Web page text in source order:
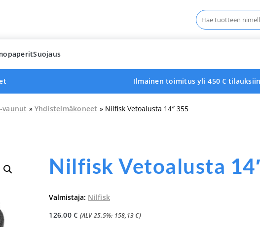
Haku:
Suojaus
Ilmainen toimitus yli 450 € tilauksiin
vaunut » Yhdistelmäkoneet » Nilfisk Vetoalusta 14″ 355
Nilfisk Vetoalusta
Valmistaja: Nilfisk
126,00€ (ALV 25.5%: 158,13€)